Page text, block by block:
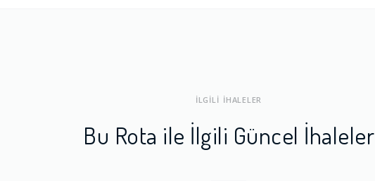
İLGİLİ İHALELER
Bu Rota ile İlgili Güncel İhaleler